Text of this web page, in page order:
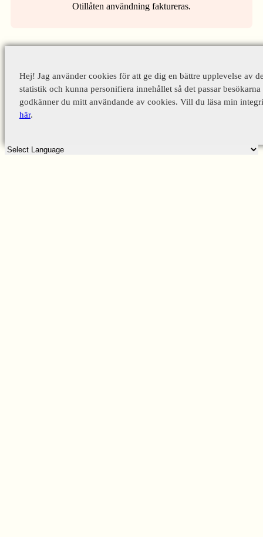
Otillåten användning faktureras.
Hej! Jag använder cookies för att ge dig en bättre upplevelse av
statistik och kunna personifiera innehållet så det passar
godkänner du mitt användande av cookies. Vill du läsa min
här.